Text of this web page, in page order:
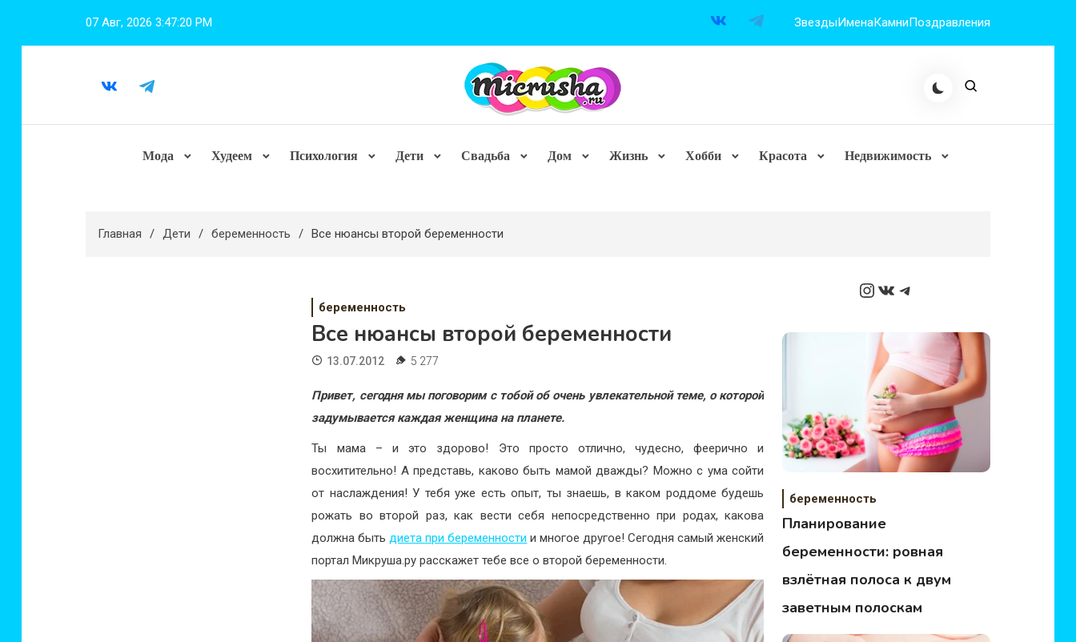
07 Авг, 2026 3:47:21 PM ЗвездыИменаКамниПоздравления
Мода Худеем Психология Дети Свадьба Дом Жизнь Хобби Красота Недвижимость
Главная Дети беременность Все нюансы второй беременности
беременность
Все нюансы второй беременности
13.07.2012 5 277
Привет, сегодня мы поговорим с тобой об очень увлекательной теме, о которой
задумывается каждая женщина на планете.
Ты мама – и это здорово! Это просто отлично, чудесно, феерично и
восхитительно! А представь, каково быть мамой дважды? Можно с ума сойти
от наслаждения! У тебя уже есть опыт, ты знаешь, в каком роддоме будешь
рожать во второй раз, как вести себя непосредственно при родах, какова
должна бытьдиета при беременности и многое другое! Сегодня самый женский
портал Микруша.ру расскажет тебе все о второй беременности.
Instagram
ВКонтакте
Telegram
беременность
Планирование
беременности: ровная
взлётная полоса к двум
заветным полоскам